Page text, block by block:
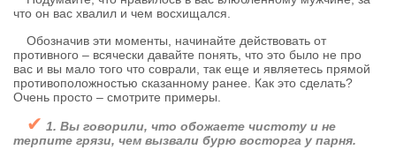
что он вас хвалил и чем восхищался.
Обозначив эти моменты, начинайте действовать от
противного – всячески давайте понять, что это было не про
вас и вы мало того что соврали, так еще и являетесь прямой
противоположностью сказанному ранее. Как это сделать?
Очень просто – смотрите примеры.
✔ 1. Вы говорили, что обожаете чистоту и не
терпите грязи, чем вызвали бурю восторга у парня.